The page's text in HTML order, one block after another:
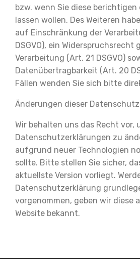
bzw. wenn Sie diese berichtigen
lassen wollen. Des Weiteren
auf Einschränkung der
DSGVO), ein Widerspruchsrecht
Verarbeitung (Art. 21 DSGVO)
Datenübertragbarkeit (Art. 20
Fällen wenden Sie sich bitte
Änderungen dieser
Wir behalten uns das Recht vor,
Datenschutzerklärungen zu
aufgrund neuer Technologien
sollte. Bitte stellen Sie sicher,
aktuellste Version vorliegt.
Datenschutzerklärung
vorgenommen, geben wir diese
Website bekannt.